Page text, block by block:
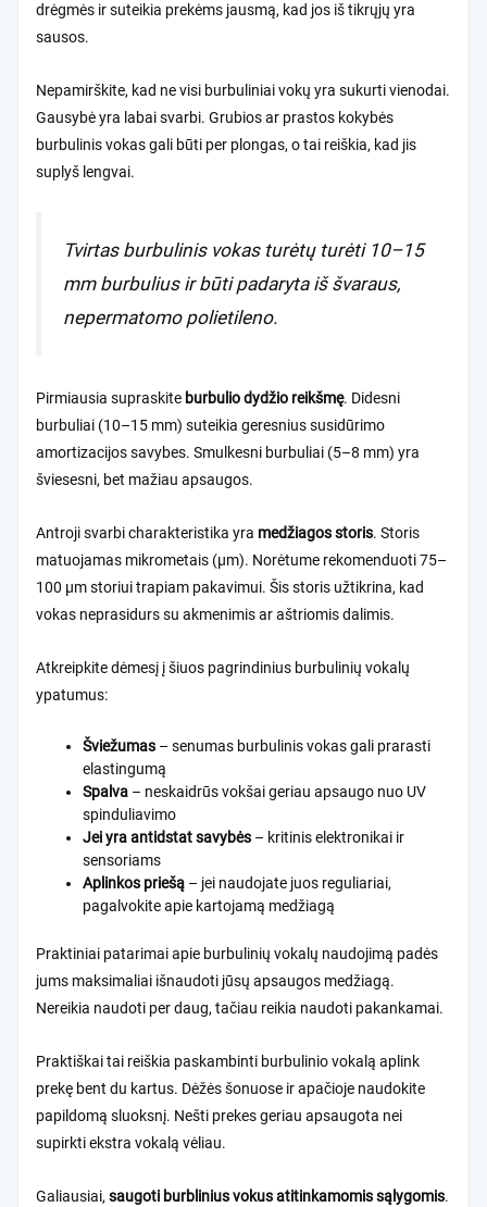
drėgmės ir suteikia prekėms jausmą, kad jos iš tikrųjų yra
sausos.
Nepamirškite, kad ne visi burbuliniai vokų yra sukurti vienodai.
Gausybė yra labai svarbi. Grubios ar prastos kokybės
burbulinis vokas gali būti per plongas, o tai reiškia, kad jis
suplyš lengvai.
Tvirtas burbulinis vokas turėtų turėti 10–15
mm burbulius ir būti padaryta iš švaraus,
nepermatomo polietileno.
Pirmiausia supraskite burbulio dydžio reikšmę. Didesni
burbuliai (10–15 mm) suteikia geresnius susidūrimo
amortizacijos savybes. Smulkesni burbuliai (5–8 mm) yra
šviesesni, bet mažiau apsaugos.
Antroji svarbi charakteristika yra medžiagos storis. Storis
matuojamas mikrometais (μm). Norėtume rekomenduoti 75–
100 μm storiui trapiam pakavimui. Šis storis užtikrina, kad
vokas neprasidurs su akmenimis ar aštriomis dalimis.
Atkreipkite dėmesį į šiuos pagrindinius burbulinių vokalų
ypatumus:
Šviežumas – senumas burbulinis vokas gali prarasti
elastingumą
Spalva – neskaidrūs vokšai geriau apsaugo nuo UV
spinduliavimo
Jei yra antidstat savybės – kritinis elektronikai ir
sensoriams
Aplinkos priešą – jei naudojate juos reguliariai,
pagalvokite apie kartojamą medžiagą
Praktiniai patarimai apie burbulinių vokalų naudojimą padės
jums maksimaliai išnaudoti jūsų apsaugos medžiagą.
Nereikia naudoti per daug, tačiau reikia naudoti pakankamai.
Praktiškai tai reiškia paskambinti burbulinio vokalą aplink
prekę bent du kartus. Dėžės šonuose ir apačioje naudokite
papildomą sluoksnį. Nešti prekes geriau apsaugota nei
supirkti ekstra vokalą vėliau.
Galiausiai, saugoti burblinius vokus atitinkamomis sąlygomis.